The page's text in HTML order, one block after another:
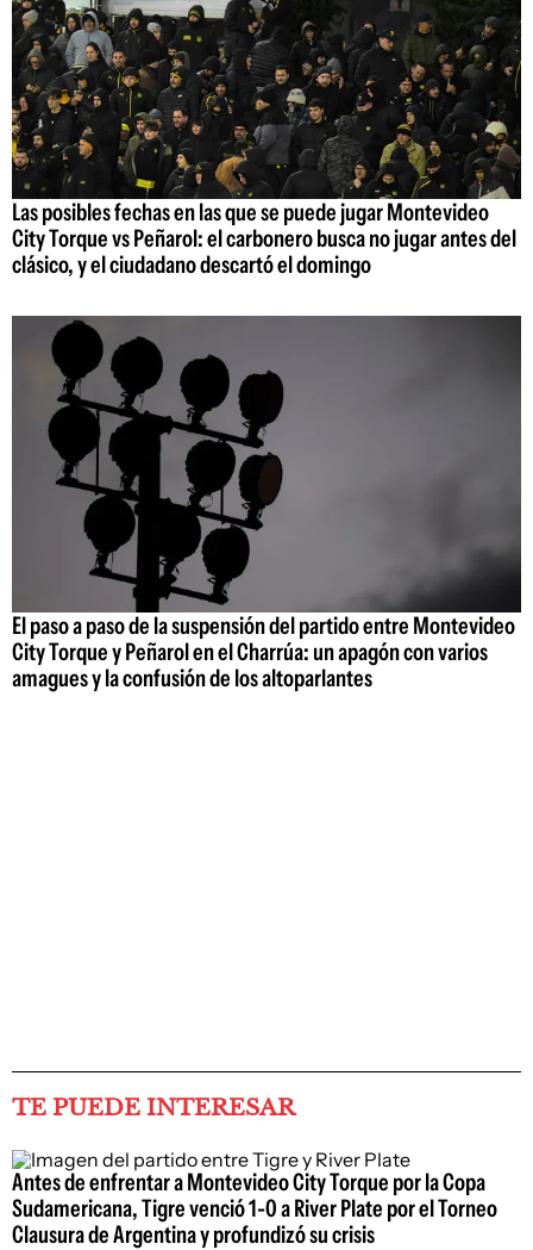
Las posibles fechas en las que se puede jugar Montevideo
City Torque vs Peñarol: el carbonero busca no jugar antes del
clásico, y el ciudadano descartó el domingo
El paso a paso de la suspensión del partido entre Montevideo
City Torque y Peñarol en el Charrúa: un apagón con varios
amagues y la confusión de los altoparlantes
TE PUEDE INTERESAR
Antes de enfrentar a Montevideo City Torque por la Copa
Sudamericana, Tigre venció 1-0 a River Plate por el Torneo
Clausura de Argentina y profundizó su crisis